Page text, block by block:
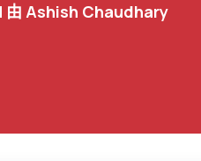
由 Ashish Chaudhary